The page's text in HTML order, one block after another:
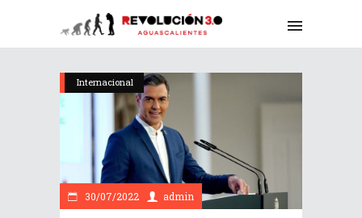
Internacional
30/07/2022 admin